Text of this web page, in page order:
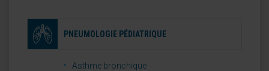
PNEUMOLOGIE PÉDIATRIQUE
Asthme bronchique